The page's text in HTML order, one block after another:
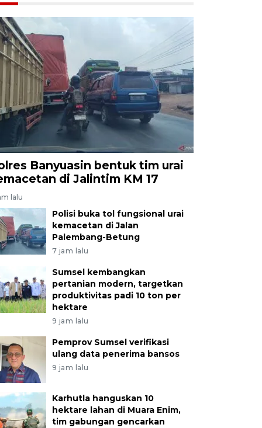
Banyuasin bentuk tim urai
di Jalintim KM 17
lalu
Polisi buka tol fungsional urai
kemacetan di Jalan
Palembang-Betung
7 jam lalu
Sumsel kembangkan
pertanian modern, targetkan
produktivitas padi 10 ton per
hektare
9 jam lalu
Pemprov Sumsel verifikasi
ulang data penerima bansos
9 jam lalu
Karhutla hanguskan 10
hektare lahan di Muara Enim,
tim gabungan gencarkan